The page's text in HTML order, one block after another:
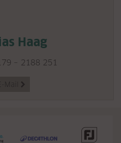
Haag
– 2188 251
Mail 